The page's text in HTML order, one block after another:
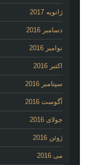
ژانویه 2017
دسامبر 2016
نوامبر 2016
اکتبر 2016
سپتامبر 2016
آگوست 2016
جولای 2016
ژوئن 2016
می 2016